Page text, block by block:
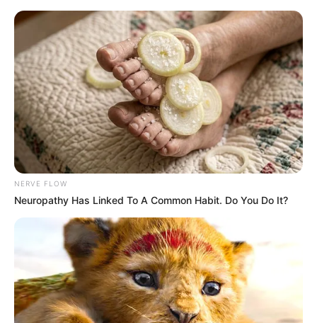
Home > Brasil > Ministério da Saúde > Notícia >
descredencia mais de 9 mil estabelecimentos do Farmácia Popular.
NERVE FLOW
Neuropathy Has Linked To A Common Habit. Do You Do It?